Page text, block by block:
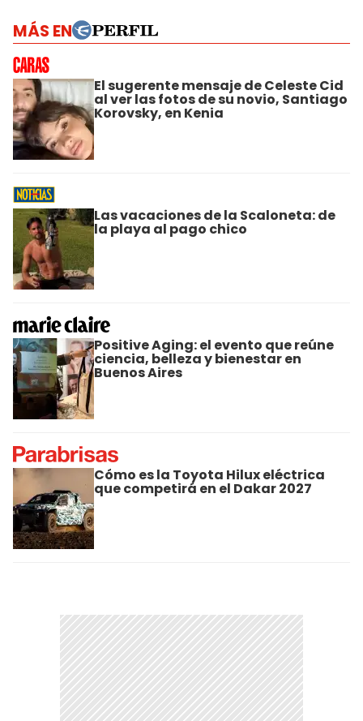
MÁS EN
El sugerente mensaje de Celeste Cid
al ver las fotos de su novio, Santiago
Korovsky, en Kenia
Las vacaciones de la Scaloneta: de
la playa al pago chico
Positive Aging: el evento que reúne
ciencia, belleza y bienestar en
Buenos Aires
Cómo es la Toyota Hilux eléctrica
que competirá en el Dakar 2027